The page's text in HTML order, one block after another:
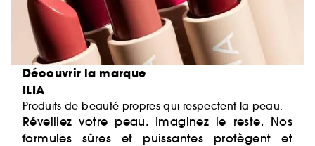
Découvrir la marque
ILIA
Produits de beauté propres qui respectent la peau.
Réveillez votre peau. Imaginez le reste. Nos
formules sûres et puissantes protègent et